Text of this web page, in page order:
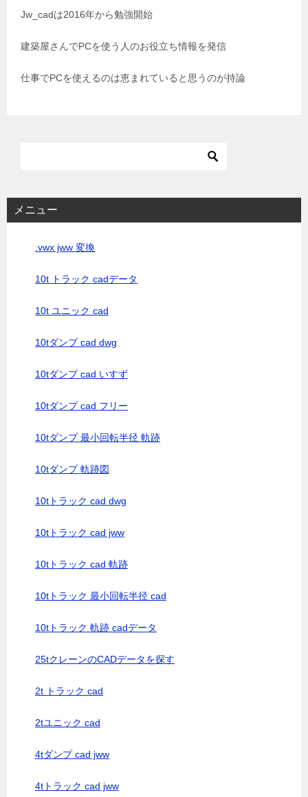
Jw_cadは2016年から勉強開始
建築屋さんでPCを使う人のお役立ち情報を発信
仕事でPCを使えるのは恵まれていると思うのが持論
メニュー
.vwx jww 変換
10t トラック cadデータ
10t ユニック cad
10tダンプ cad dwg
10tダンプ cad いすず
10tダンプ cad フリー
10tダンプ 最小回転半径 軌跡
10tダンプ 軌跡図
10tトラック cad dwg
10tトラック cad jww
10tトラック cad 軌跡
10tトラック 最小回転半径 cad
10tトラック 軌跡 cadデータ
25tクレーンのCADデータを探す
2t トラック cad
2tユニック cad
4tダンプ cad jww
4tトラック cad jww